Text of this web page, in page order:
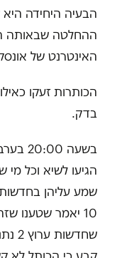
הבעיה היחידה
ההחלטה שבאותה
האינטרנט של
הכותרות זעקו
בדק.
בשעה
הגיעו לשיא וכל
שמע עליהן
10 יאמר